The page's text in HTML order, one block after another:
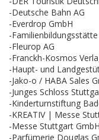
-Deutsche Bahn AG
-Everdrop GmbH
-
-Fleurop AG
-Franckh-Kosmos
-Haupt- und
-Jako-o / HABA Sales
-Junges Schloss
-Kinderturnstiftung
-KREATIV | Messe
-Messe Stuttgart GmbH
-Parfümerie Douglas